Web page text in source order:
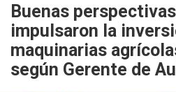
Buenas
impulsaron la
maquinarias
según Gerente de